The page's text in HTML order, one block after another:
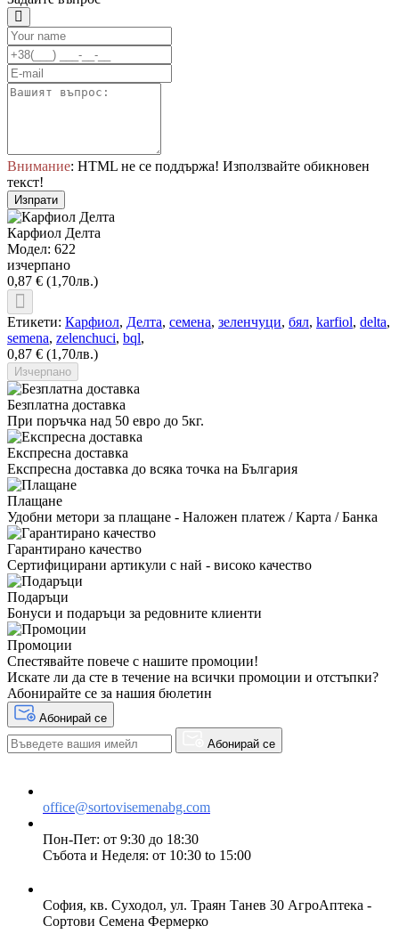
Внимание: HTML не се поддържа! Използвайте обикновен
текст!
Изпрати
Карфиол Делта
Модел: 622
изчерпано
0,87 € (1,70лв.)
Етикети: Карфиол, Делта, семена, зеленчуци, бял, karfiol, delta,
semena, zelenchuci, bql,
0,87 € (1,70лв.)
Изчерпано
Безплатна доставка
При поръчка над 50 евро до 5кг.
Експресна доставка
Експресна доставка до всяка точка на България
Плащане
Удобни метори за плащане - Наложен платеж / Карта / Банка
Гарантирано качество
Сертифицирани артикули с най - високо качество
Подаръци
Бонуси и подаръци за редовните клиенти
Промоции
Спестявайте повече с нашите промоции!
Искате ли да сте в течение на всички промоции и отстъпки?
Абонирайте се за нашия бюлетин
Абонирай се
Абонирай се
office@sortovisemenabg.com
Пон-Пет: от 9:30 до 18:30
Събота и Неделя: от 10:30 to 15:00
София, кв. Суходол, ул. Траян Танев 30 АгроАптека -
Сортови Семена Фермерко